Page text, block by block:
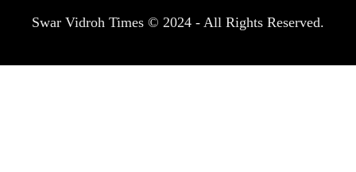
Swar Vidroh Times © 2024 - All Rights Reserved.